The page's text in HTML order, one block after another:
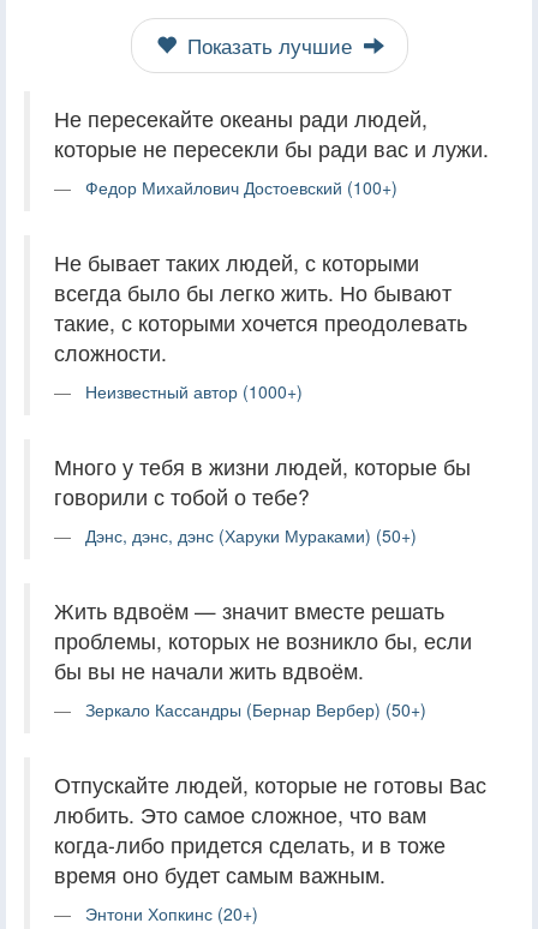
Показать лучшие
Не пересекайте океаны ради людей,
которые не пересекли бы ради вас и лужи.
Федор Михайлович Достоевский (100+)
Не бывает таких людей, с которыми
всегда было бы легко жить. Но бывают
такие, с которыми хочется преодолевать
сложности.
Неизвестный автор (1000+)
Много у тебя в жизни людей, которые бы
говорили с тобой о тебе?
Дэнс, дэнс, дэнс (Харуки Мураками) (50+)
Жить вдвоём — значит вместе решать
проблемы, которых не возникло бы, если
бы вы не начали жить вдвоём.
Зеркало Кассандры (Бернар Вербер) (50+)
Отпускайте людей, которые не готовы Вас
любить. Это самое сложное, что вам
когда-либо придется сделать, и в тоже
время оно будет самым важным.
Энтони Хопкинс (20+)